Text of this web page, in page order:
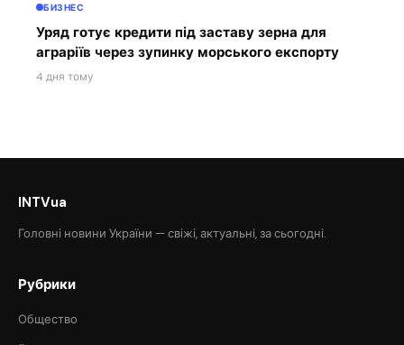
БИЗНЕС
Уряд готує кредити під заставу зерна для
аграріїв через зупинку морського експорту
4 дня тому
INTVua
Головні новини України — свіжі, актуальні, за сьогодні.
Рубрики
Общество